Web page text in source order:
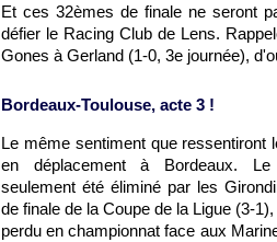
Et ces 32èmes de finale ne seront
défier le Racing Club de Lens.
Gones à Gerland (1-0, 3e journée),
Bordeaux-Toulouse, acte 3 !
Le même sentiment que ressentiront
en déplacement à Bordeaux.
seulement été éliminé par les
de finale de la Coupe de la Ligue (3-
perdu en championnat face aux